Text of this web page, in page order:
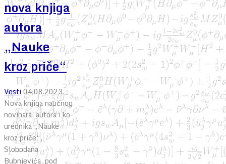
nova knjiga
autora
„Nauke
kroz priče“
Vesti04.08.2023.
Nova knjiga naučnog
novinara, autora i ko-
urednika „Nauke
kroz priče“,
Slobodana
Bubnjevića, pod